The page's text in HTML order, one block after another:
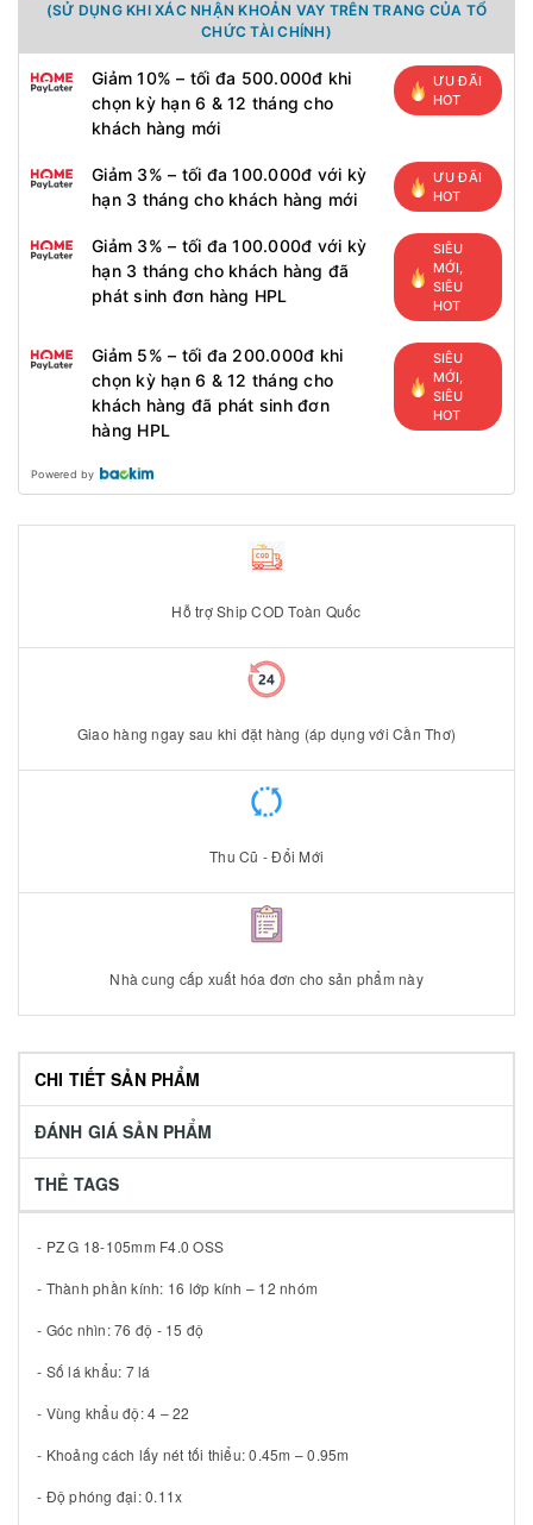
(SỬ DỤNG KHI XÁC NHẬN KHOẢN VAY TRÊN TRANG CỦA TỔ
CHỨC TÀI CHÍNH)
Giảm 10% – tối đa 500.000đ khi
chọn kỳ hạn 6 & 12 tháng cho
khách hàng mới
ƯU ĐÃI
HOT
Giảm 3% – tối đa 100.000đ với kỳ
hạn 3 tháng cho khách hàng mới
ƯU ĐÃI
HOT
Giảm 3% – tối đa 100.000đ với kỳ
hạn 3 tháng cho khách hàng đã
phát sinh đơn hàng HPL
SIÊU
MỚI,
SIÊU
HOT
Giảm 5% – tối đa 200.000đ khi
chọn kỳ hạn 6 & 12 tháng cho
khách hàng đã phát sinh đơn
hàng HPL
SIÊU
MỚI,
SIÊU
HOT
Powered by
Hỗ trợ Ship COD Toàn Quốc
Giao hàng ngay sau khi đặt hàng (áp dụng với Cần Thơ)
Thu Cũ - Đổi Mới
Nhà cung cấp xuất hóa đơn cho sản phẩm này
CHI TIẾT SẢN PHẨM
ĐÁNH GIÁ SẢN PHẨM
THẺ TAGS
- PZ G 18-105mm F4.0 OSS
- Thành phần kính: 16 lớp kính – 12 nhóm
- Góc nhìn: 76 độ - 15 độ
- Số lá khẩu: 7 lá
- Vùng khẩu độ: 4 – 22
- Khoảng cách lấy nét tối thiểu: 0.45m – 0.95m
- Độ phóng đại: 0.11x